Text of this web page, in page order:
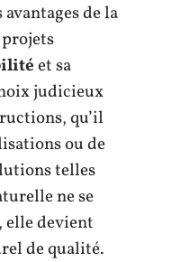
de la
et sa
judicieux
qu’il
ou de
telles
ne se
elle devient
de qualité.